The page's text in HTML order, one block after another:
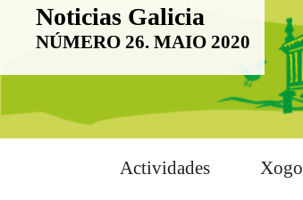
Boletín Noticias Galicia
Noticias Galicia
NÚMERO 26. MAIO 2020
Actividades Xogo